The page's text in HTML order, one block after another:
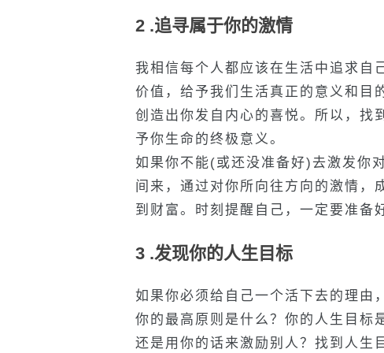
2 .追寻属于你的激情
我相信每个人都应该在生活中追求自
价值，给予我们生活真正的意义和目
创造出你发自内心的喜悦。所以，找
予你生命的终极意义。
如果你不能(或还没准备好)去激发你
间来，通过对你所向往方向的激情，
到财富。时刻提醒自己，一定要准备
3 .发现你的人生目标
如果你必须给自己一个活下去的理由
你的最高原则是什么？你的人生目标
还是用你的话来激励别人？找到人生